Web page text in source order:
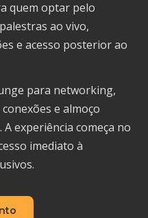
quem optar pelo
ao vivo,
e acesso posterior ao
para networking,
e almoço
experiência começa no
imediato à